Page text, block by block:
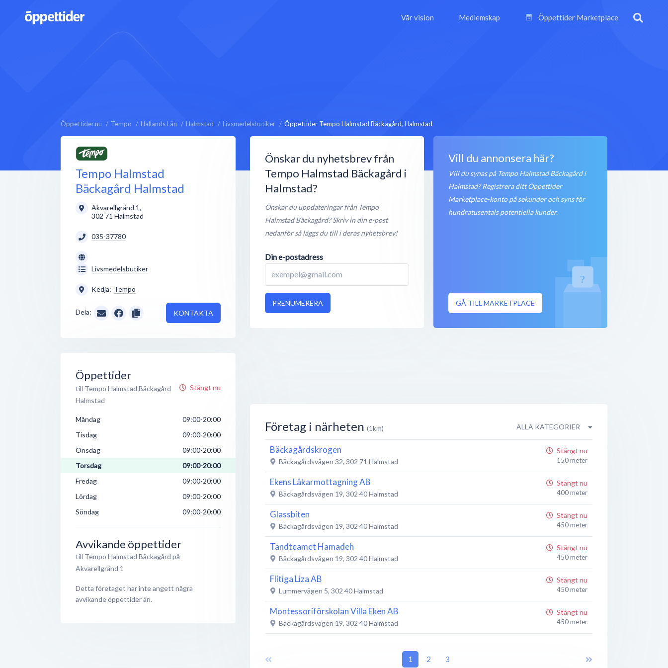
Vår vision Medlemskap Öppettider Marketplace
Öppettider.nu Tempo Hallands Län Halmstad Livsmedelsbutiker Öppettider Tempo Halmstad Bäckagård, Halmstad
Tempo Halmstad
Bäckagård Halmstad
Akvarellgränd 1,
302 71 Halmstad
035-37780
Livsmedelsbutiker
Kedja: Tempo
Dela: KONTAKTA
Öppettider
till Tempo Halmstad Bäckagård
Halmstad
Stängt nu
Måndag
09:00-20:00
Tisdag
09:00-20:00
Onsdag
09:00-20:00
Torsdag
09:00-20:00
Fredag
09:00-20:00
Lördag
09:00-20:00
Söndag
09:00-20:00
Avvikande öppettider
till Tempo Halmstad Bäckagård på
Akvarellgränd 1
Detta företaget har inte angett några
avvikande öppettider än.
Önskar du nyhetsbrev från
Tempo Halmstad Bäckagård i
Halmstad?
Önskar du uppdateringar från Tempo
Halmstad Bäckagård? Skriv in din e-post
nedanför så läggs du till i deras nyhetsbrev!
Din e-postadress
PRENUMERERA
Vill du annonsera här?
Vill du synas på Tempo Halmstad Bäckagård i
Halmstad? Registrera ditt Öppettider
Marketplace-konto på sekunder och syns för
hundratusentals potentiella kunder.
GÅ TILL MARKETPLACE
Företag i närheten (1km) ALLA KATEGORIER
Bäckagårdskrogen
Bäckagårdsvägen 32, 302 71 Halmstad
Stängt nu
150 meter
Ekens Läkarmottagning AB
Bäckagårdsvägen 19, 302 40Halmstad
Stängt nu
400 meter
Glassbiten
Bäckagårdsvägen 19, 302 40Halmstad
Stängt nu
450 meter
Tandteamet Hamadeh
Bäckagårdsvägen 19, 302 40Halmstad
Stängt nu
450 meter
Flitiga Liza AB
Lummervägen 5, 302 40Halmstad
Stängt nu
450 meter
Montessoriförskolan Villa Eken AB
Bäckagårdsvägen 19, 302 40Halmstad
Stängt nu
450 meter
1 2 3